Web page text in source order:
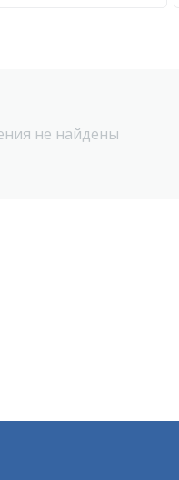
не найдены